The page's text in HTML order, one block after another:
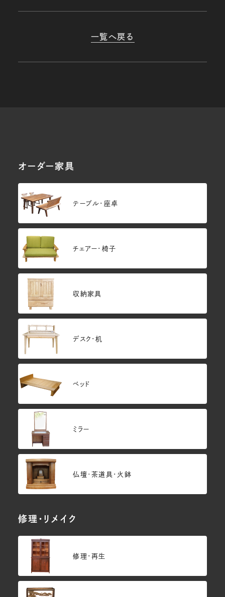
一覧へ戻る
オーダー家具
テーブル・座卓
チェアー・椅子
収納家具
デスク・机
ベッド
ミラー
仏壇･茶道具・火鉢
修理・リメイク
修理・再生